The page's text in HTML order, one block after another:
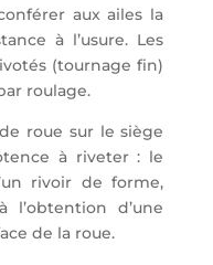
aux ailes la
à l’usure. Les
(tournage fin)
roulage.
roue sur le siège
à riveter : le
rivoir de forme,
l’obtention d’une
de la roue.